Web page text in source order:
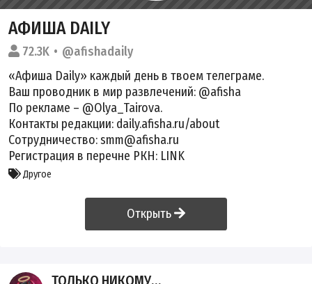
АФИША DAILY
72.3K
@afishadaily
«Афиша Daily» каждый день в твоем телеграме.
Ваш проводник в мир развлечений: @afisha
По рекламе – @Olya_Tairova.
Контакты редакции: daily.afisha.ru/about
Сотрудничество: smm@afisha.ru
Регистрация в перечне РКН: LINK
Другое
Открыть
ТОЛЬКО НИКОМУ…